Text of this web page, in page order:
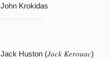
John Krokidas
Jack Huston (Jack Kerouac)